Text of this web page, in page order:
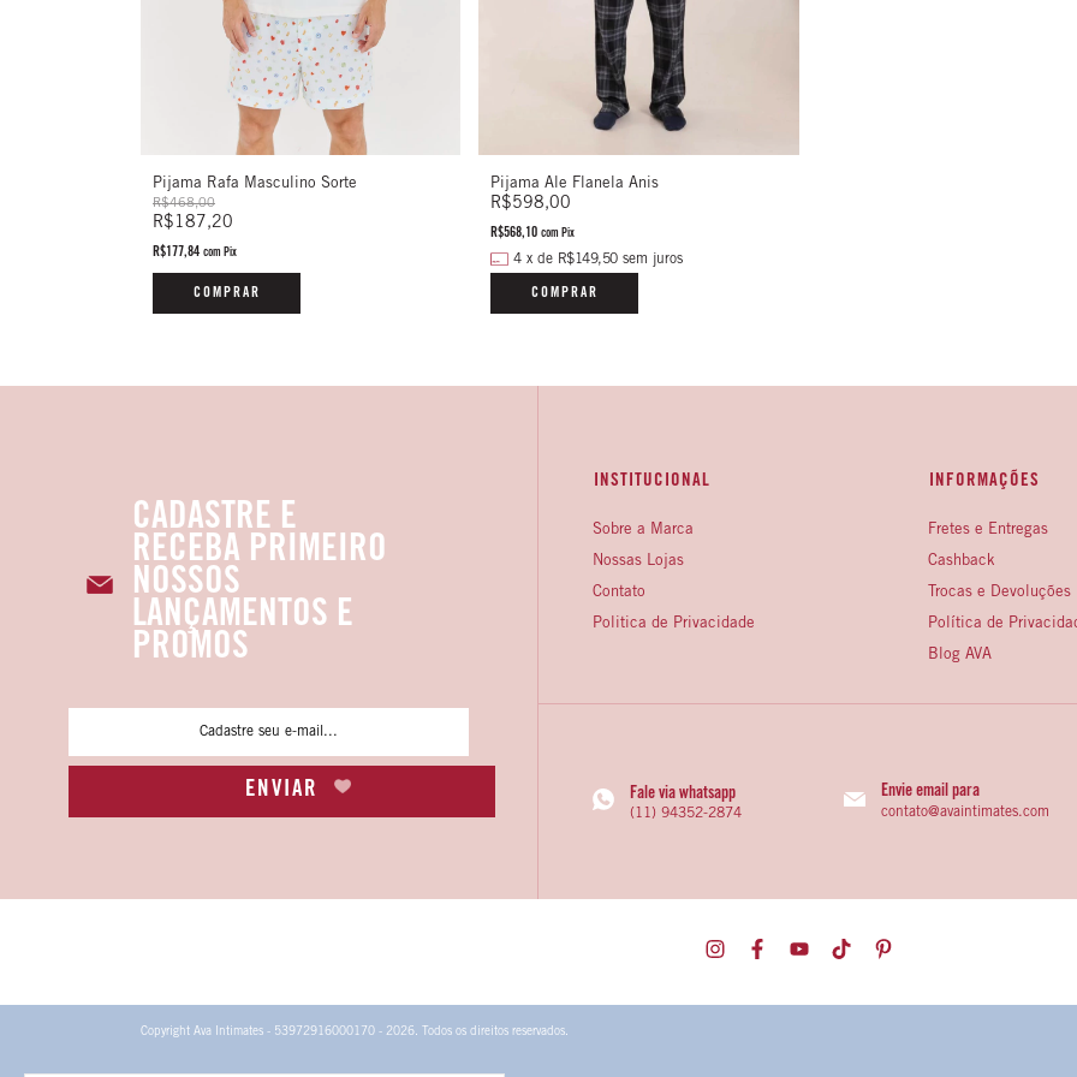
Pijama Rafa Masculino Sorte
R$468,00
R$187,20
R$177,84 com Pix
COMPRAR
Pijama Ale Flanela Anis
R$598,00
R$568,10com Pix
4 x de R$149,50 sem juros
COMPRAR
CADASTRE E
RECEBA PRIMEIRO
NOSSOS
LANÇAMENTOS E
PROMOS
INSTITUCIONAL
Sobre a Marca
Nossas Lojas
Contato
Politica de Privacidade
INFORMAÇÕES
Fretes e Entregas
Cashback
Trocas e Devoluções
Política de
Blog AVA
Fale via whatsapp
(11) 94352-2874
Envie email para
contato@avaintimates.com
Copyright Ava Intimates - 53972916000170 - 2026. Todos os direitos reservados.